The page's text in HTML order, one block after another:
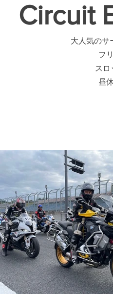
Circuit
大人気のサ
フ
スロ
昼